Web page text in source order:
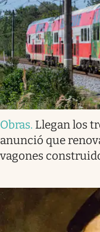
Obras. Llegan los
anunció que
vagones